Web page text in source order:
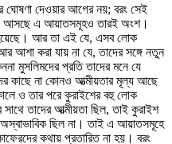
দেওয়ার আগের নয়; বরং সেই
আসছে এ আয়াতসমূহও তারই অংশ।
হয়েছে। আর তা এই যে, এসব লোক
করা যায় না যে, তাদের সঙ্গে নতুন
মুসলিমদের প্রতি তাদের মনে যে
কাছে না কোনও আত্মীয়তার মূল্য আছে
ও তার পরে কুরাইশের বহু লোক
তাদের আত্মীয়তা ছিল, তাই কুরাইশ
ছিল না। তাই এ আয়াতসমূহে
কথায় প্রতারিত না হয়। বরং